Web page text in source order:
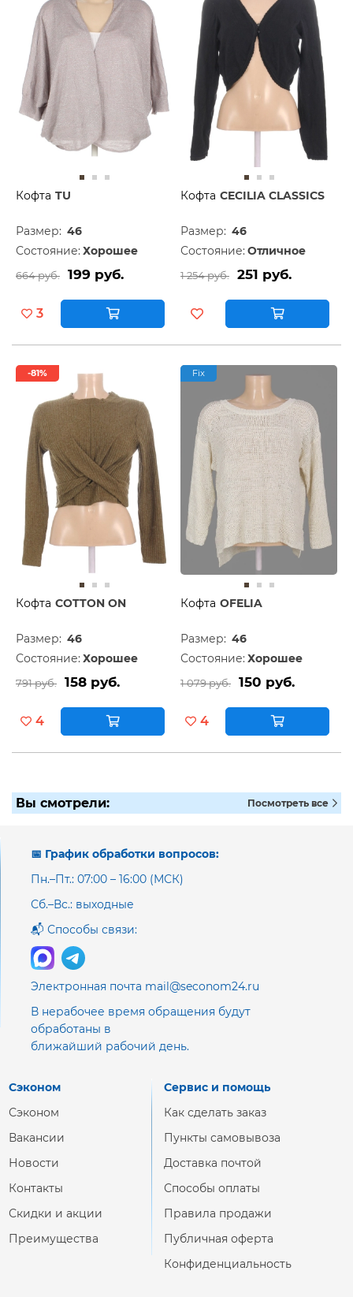
Кофта TU
Размер: 46
Состояние: Хорошее
664 руб. 199 руб.
3
Кофта CECILIA CLASSICS
Размер: 46
Состояние: Отличное
1 254 руб. 251 руб.
-81%
Кофта COTTON ON
Размер: 46
Состояние: Хорошее
791 руб. 158 руб.
4
Fix
Кофта OFELIA
Размер: 46
Состояние: Хорошее
1 079 руб. 150 руб.
4
Вы смотрели: Посмотреть все
📅 График обработки вопросов:
Пн.–Пт.: 07:00 – 16:00 (МСК)
Сб.–Вс.: выходные
📬 Способы связи:
Электронная почта mail@seconom24.ru
В нерабочее время обращения будут
обработаны в
ближайший рабочий день.
Сэконом
Сэконом
Вакансии
Новости
Контакты
Скидки и акции
Преимущества
Сервис и помощь
Как сделать заказ
Пункты самовывоза
Доставка почтой
Способы оплаты
Правила продажи
Публичная оферта
Конфиденциальность